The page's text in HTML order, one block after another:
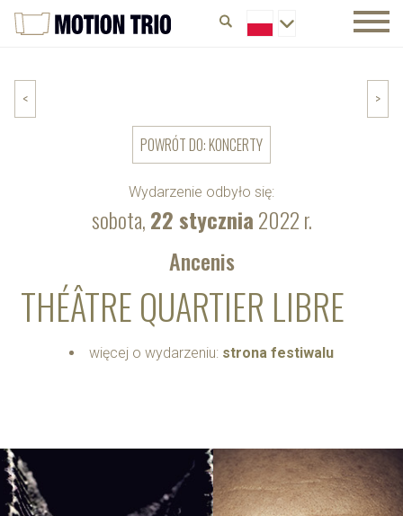
Wydarzenie odbyło się:
sobota,22 stycznia2022 r.
< >
POWRÓT DO: KONCERTY
Ancenis
THÉÂTRE QUARTIER LIBRE
więcej o wydarzeniu: strona festiwalu